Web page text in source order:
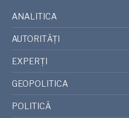
ANALITICA
AUTORITĂȚI
EXPERȚI
GEOPOLITICA
POLITICĂ